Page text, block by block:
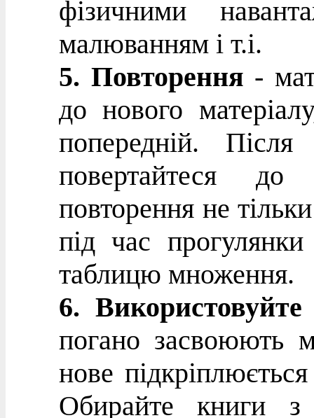
фізичними
малюванням і т.і.
5. Повторення -
до нового
попередній.
повертайтеся до
повторення не
під час
таблицю множення.
6.
погано засвоюють
нове
Обирайте книги з